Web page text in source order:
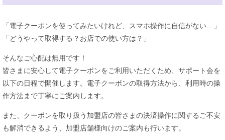
「電子クーポンを使ってみたいけれど、スマホ操作に自信がない…」
「どうやって取得する？お店での使い方は？」
そんなご心配は無用です！
皆さまに安心して電子クーポンをご利用いただくため、サポート会を
以下の日程で開催します。電子クーポンの取得方法から、利用時の操
作方法まで丁寧にご案内します。
また、クーポンを取り扱う加盟店の皆さまの決済操作に関するご不安
も解消できるよう、加盟店舗様向けのご案内も行います。